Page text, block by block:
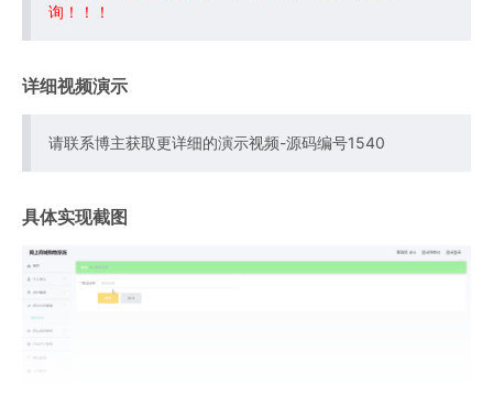
询！！！
详细视频演示
请联系博主获取更详细的演示视频-源码编号1540
具体实现截图